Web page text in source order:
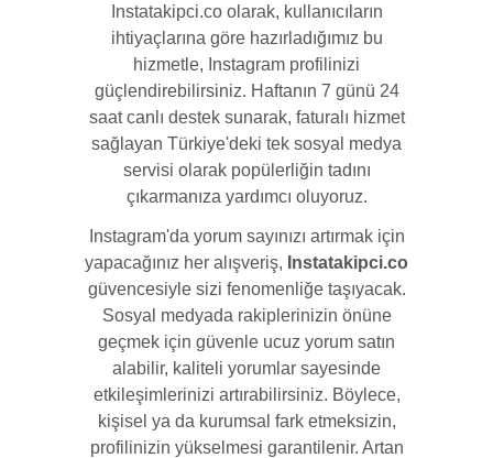
Instatakipci.co olarak, kullanıcıların
ihtiyaçlarına göre hazırladığımız bu
hizmetle, Instagram profilinizi
güçlendirebilirsiniz. Haftanın 7 günü 24
saat canlı destek sunarak, faturalı hizmet
sağlayan Türkiye'deki tek sosyal medya
servisi olarak popülerliğin tadını
çıkarmanıza yardımcı oluyoruz.
Instagram'da yorum sayınızı artırmak için
yapacağınız her alışveriş, Instatakipci.co
güvencesiyle sizi fenomenliğe taşıyacak.
Sosyal medyada rakiplerinizin önüne
geçmek için güvenle ucuz yorum satın
alabilir, kaliteli yorumlar sayesinde
etkileşimlerinizi artırabilirsiniz. Böylece,
kişisel ya da kurumsal fark etmeksizin,
profilinizin yükselmesi garantilenir. Artan